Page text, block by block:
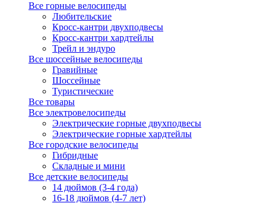
Все горные велосипеды
Любительские
Кросс-кантри двухподвесы
Кросс-кантри хардтейлы
Трейл и эндуро
Все шоссейные велосипеды
Гравийные
Шоссейные
Туристические
Все товары
Все электровелосипеды
Электрические горные двухподвесы
Электрические горные хардтейлы
Все городские велосипеды
Гибридные
Складные и мини
Все детские велосипеды
14 дюймов (3-4 года)
16-18 дюймов (4-7 лет)